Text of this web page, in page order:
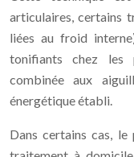
articulaires, certains
liées au froid
tonifiants chez les
combinée aux
énergétique établi.
Dans certains cas,